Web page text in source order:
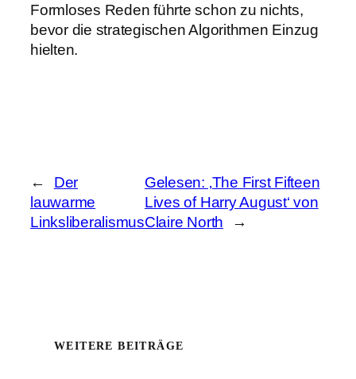
Formloses Reden führte schon zu nichts,
bevor die strategischen Algorithmen Einzug
hielten.
←
Der
lauwarme
Linksliberalismus
Gelesen: ‚The First Fifteen
Lives of Harry August‘ von
Claire North
→
WEITERE BEITRÄGE